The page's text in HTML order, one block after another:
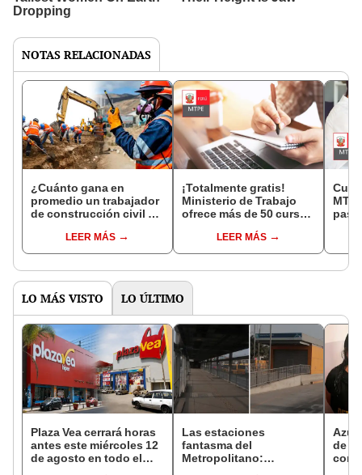
NOTAS RELACIONADAS
¿Cuánto gana en
promedio un trabajador
de construcción civil en
montosLEER MÁS
¡Totalmente gratis!
Ministerio de Trabajo
ofrece más de 50 cursos
incluidoLEER MÁS
paso
LO MÁS VISTO LO ÚLTIMO
Plaza Vea cerrará horas
antes este miércoles 12
de agosto en todo el
Las estaciones
fantasma del
Metropolitano:
Azul
de